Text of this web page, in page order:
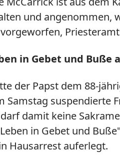
und angenommen,
in Gebet und Buße
der Papst dem 88-
Samstag suspendierte
damit keine
in Gebet und
Hausarrest auferlegt.